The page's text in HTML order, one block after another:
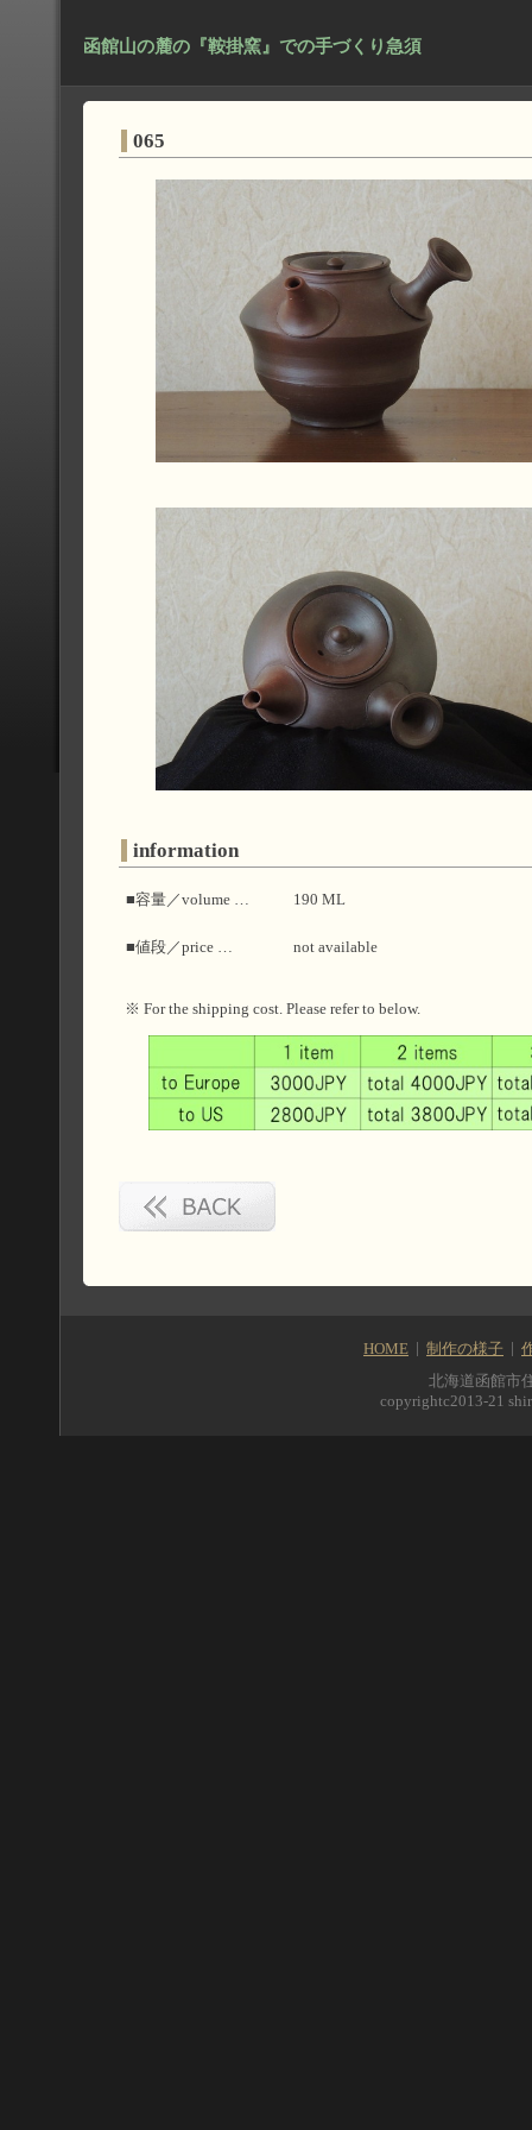
函館山の麓の『鞍掛窯』での手づくり急須
065
information
■容量／volume … 190 ML
■値段／price … not available
※ For the shipping cost. Please refer to below.
HOME 制作の様子
北海道函館市
copyrightc2013-21